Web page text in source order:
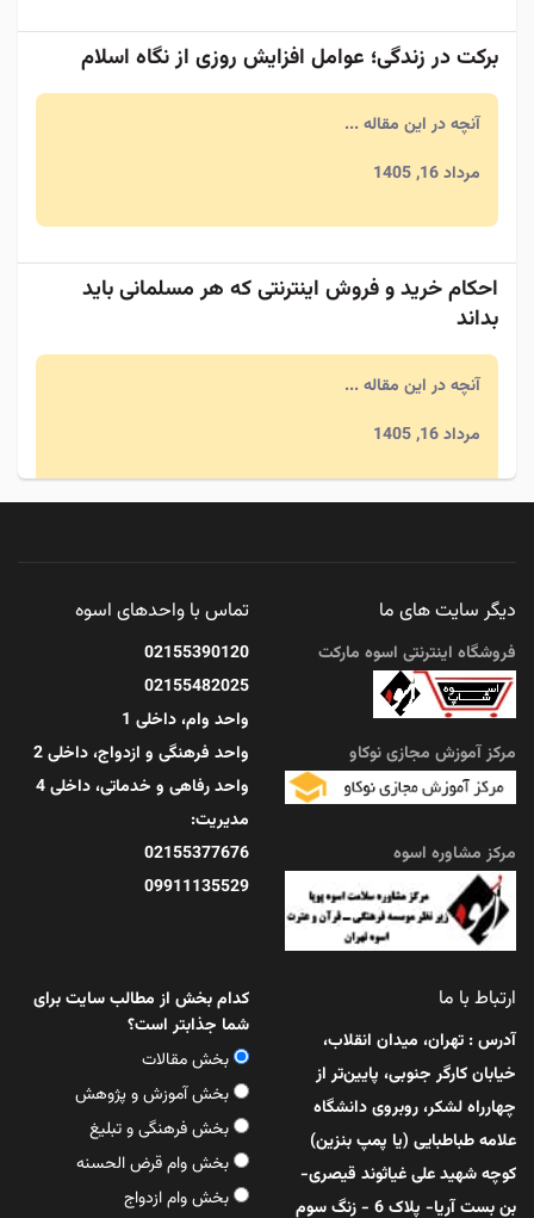
برکت در زندگی؛ عوامل افزایش روزی از نگاه اسلام
آنچه در این مقاله ...
مرداد 16, 1405
احکام خرید و فروش اینترنتی که هر مسلمانی باید
بداند
آنچه در این مقاله ...
مرداد 16, 1405
آنچه در این مقاله ...
مرداد 14, 1405
دیگر سایت های ما
فروشگاه اینترنتی اسوه مارکت
مرکز آموزش مجازی نوکاو
مرکز مشاوره اسوه
تماس با واحدهای اسوه
02155390120
02155482025
واحد وام، داخلی 1
واحد فرهنگی و ازدواج، داخلی 2
واحد رفاهی و خدماتی، داخلی 4
مدیریت:
02155377676
09911135529
ارتباط با ما
آدرس : تهران، میدان انقلاب،
خیابان کارگر جنوبی، پایین‌تر از
چهارراه لشکر، روبروی دانشگاه
علامه طباطبایی (یا پمپ بنزین)
کوچه شهید علی غیاثوند قیصری-
بن بست آریا- پلاک 6 - زنگ سوم
کدام بخش از مطالب سایت برای
شما جذابتر است؟
بخش مقالات
بخش آموزش و پژوهش
بخش فرهنگی و تبلیغ
بخش وام قرض الحسنه
بخش وام ازدواج